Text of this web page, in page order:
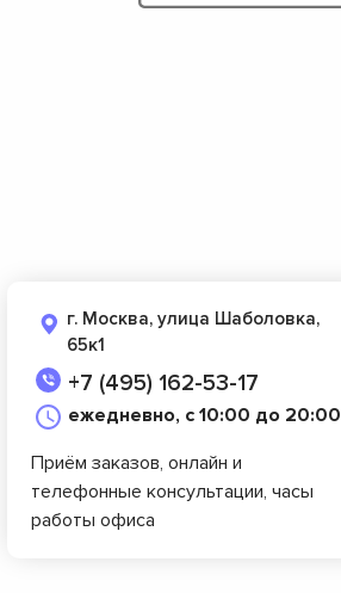
г. Москва, улица Шаболовка,
65к1
+7 (495) 162-53-17
ежедневно, с 10:00 до 20:00
Приём заказов, онлайн и
телефонные консультации, часы
работы офиса